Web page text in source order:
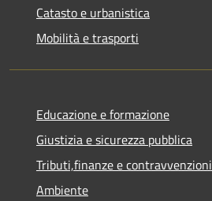
Catasto e urbanistica
Mobilità e trasporti
Educazione e formazione
Giustizia e sicurezza pubblica
Tributi,finanze e contravvenzioni
Ambiente